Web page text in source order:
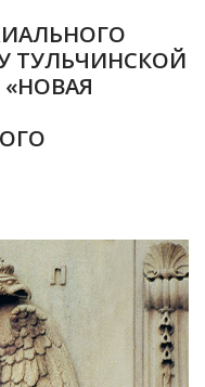
ТУЛЬЧИНСКОЙ